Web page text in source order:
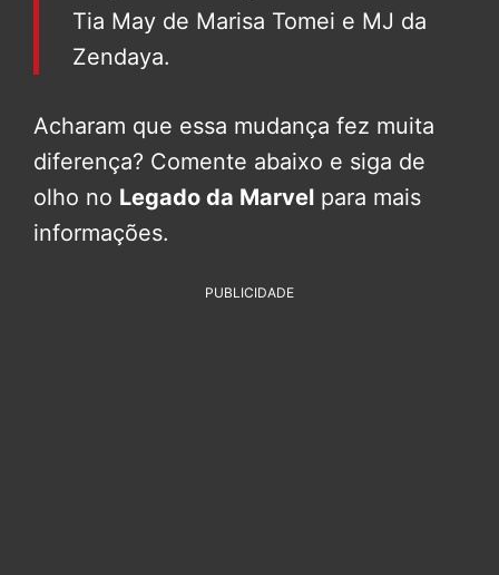
Tia May de Marisa Tomei e MJ da
Zendaya.
Acharam que essa mudança fez muita
diferença? Comente abaixo e siga de
olho no Legado da Marvel para mais
informações.
PUBLICIDADE